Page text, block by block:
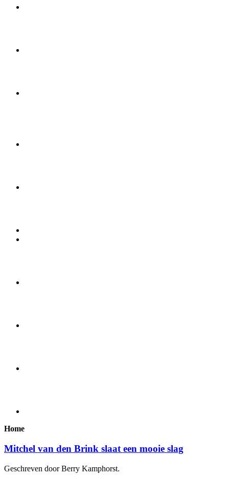
Home
Mitchel van den Brink slaat een mooie slag
Geschreven door Berry Kamphorst.